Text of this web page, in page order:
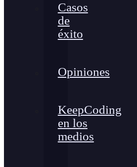
Casos
de
éxito
Opiniones
KeepCoding
en los
medios